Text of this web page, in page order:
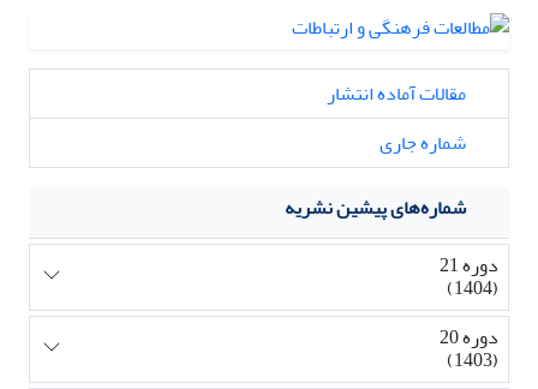
مقالات آماده انتشار
شماره جاری
شماره‌های پیشین نشریه
دوره 21
(1404)
دوره 20
(1403)